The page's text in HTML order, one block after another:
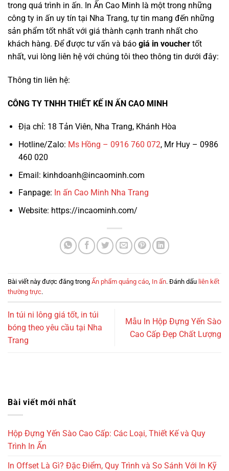
trong quá trình in ấn. In Ấn Cao Minh là một trong những
công ty in ấn uy tín tại Nha Trang, tự tin mang đến những
sản phẩm tốt nhất với giá thành cạnh tranh nhất cho
khách hàng. Để được tư vấn và báo giá in voucher tốt
nhất, vui lòng liên hệ với chúng tôi theo thông tin dưới đây:
Thông tin liên hệ:
CÔNG TY TNHH THIẾT KẾ IN ẤN CAO MINH
Địa chỉ: 18 Tản Viên, Nha Trang, Khánh Hòa
Hotline/Zalo: Ms Hồng – 0916 760 072, Mr Huy – 0986
460 020
Email: kinhdoanh@incaominh.com
Fanpage: In ấn Cao Minh Nha Trang
Website: https://incaominh.com/
Bài viết này được đăng trong Ấn phẩm quảng cáo, In ấn. Đánh dấu liên kết
thường trực.
In túi ni lông giá tốt, in túi
bóng theo yêu cầu tại Nha
Trang
Mẫu In Hộp Đựng Yến Sào
Cao Cấp Đẹp Chất Lượng
Bài viết mới nhất
Hộp Đựng Yến Sào Cao Cấp: Các Loại, Thiết Kế và Quy
Trình In Ấn
In Offset Là Gì? Đặc Điểm, Quy Trình và So Sánh Với In Kỹ